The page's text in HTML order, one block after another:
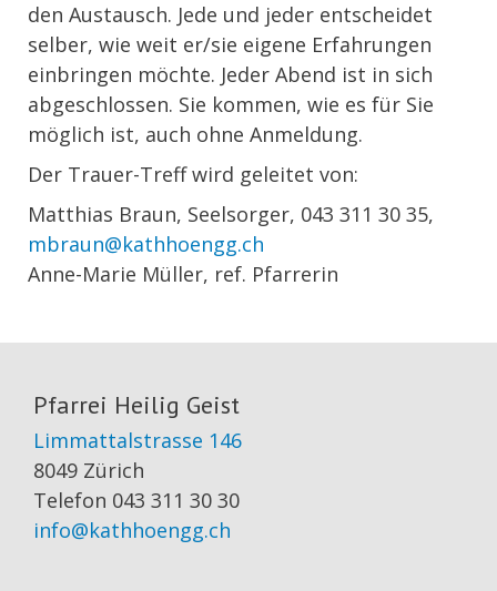
den Austausch. Jede und jeder entscheidet
selber, wie weit er/sie eigene Erfahrungen
einbringen möchte. Jeder Abend ist in sich
abgeschlossen. Sie kommen, wie es für Sie
möglich ist, auch ohne Anmeldung.
Der Trauer-Treff wird geleitet von:
Matthias Braun, Seelsorger, 043 311 30 35,
mbraun@kathhoengg.ch
Anne-Marie Müller, ref. Pfarrerin
Pfarrei Heilig Geist
Limmattalstrasse 146
8049 Zürich
Telefon 043 311 30 30
info@kathhoengg.ch